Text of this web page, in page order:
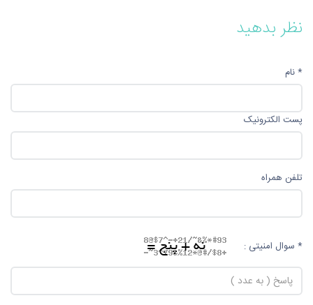
نظر بدهید
* نام
پست الکترونیک
تلفن همراه
* سوال امنیتی :